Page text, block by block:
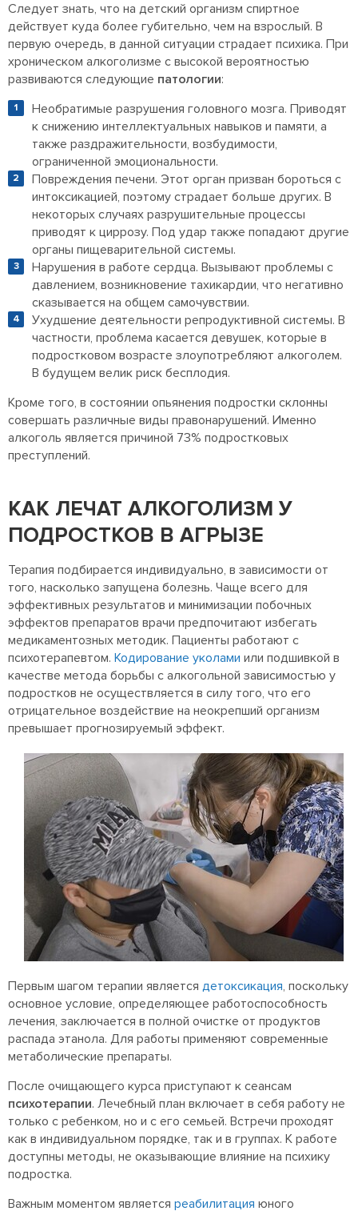
Следует знать, что на детский организм спиртное
действует куда более губительно, чем на взрослый. В
первую очередь, в данной ситуации страдает психика. При
хроническом алкоголизме с высокой вероятностью
развиваются следующие патологии:
Необратимые разрушения головного мозга. Приводят
к снижению интеллектуальных навыков и памяти, а
также раздражительности, возбудимости,
ограниченной эмоциональности.
Повреждения печени. Этот орган призван бороться с
интоксикацией, поэтому страдает больше других. В
некоторых случаях разрушительные процессы
приводят к циррозу. Под удар также попадают другие
органы пищеварительной системы.
Нарушения в работе сердца. Вызывают проблемы с
давлением, возникновение тахикардии, что негативно
сказывается на общем самочувствии.
Ухудшение деятельности репродуктивной системы. В
частности, проблема касается девушек, которые в
подростковом возрасте злоупотребляют алкоголем.
В будущем велик риск бесплодия.
Кроме того, в состоянии опьянения подростки склонны
совершать различные виды правонарушений. Именно
алкоголь является причиной 73% подростковых
преступлений.
КАК ЛЕЧАТ АЛКОГОЛИЗМ У
ПОДРОСТКОВ В АГРЫЗЕ
Терапия подбирается индивидуально, в зависимости от
того, насколько запущена болезнь. Чаще всего для
эффективных результатов и минимизации побочных
эффектов препаратов врачи предпочитают избегать
медикаментозных методик. Пациенты работают с
психотерапевтом. Кодирование уколами или подшивкой в
качестве метода борьбы с алкогольной зависимостью у
подростков не осуществляется в силу того, что его
отрицательное воздействие на неокрепший организм
превышает прогнозируемый эффект.
Первым шагом терапии является детоксикация, поскольку
основное условие, определяющее работоспособность
лечения, заключается в полной очистке от продуктов
распада этанола. Для работы применяют современные
метаболические препараты.
После очищающего курса приступают к сеансам
психотерапии. Лечебный план включает в себя работу не
только с ребенком, но и с его семьей. Встречи проходят
как в индивидуальном порядке, так и в группах. К работе
доступны методы, не оказывающие влияние на психику
подростка.
Важным моментом является реабилитация юного